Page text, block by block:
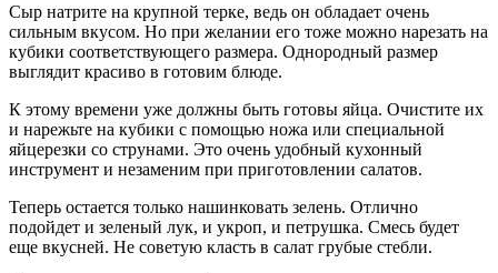
Сыр натрите на крупной терке, ведь он обладает очень
сильным вкусом. Но при желании его тоже можно нарезать на
кубики соответствующего размера. Однородный размер
выглядит красиво в готовим блюде.
К этому времени уже должны быть готовы яйца. Очистите их
и нарежьте на кубики с помощью ножа или специальной
яйцерезки со струнами. Это очень удобный кухонный
инструмент и незаменим при приготовлении салатов.
Теперь остается только нашинковать зелень. Отлично
подойдет и зеленый лук, и укроп, и петрушка. Смесь будет
еще вкусней. Не советую класть в салат грубые стебли.